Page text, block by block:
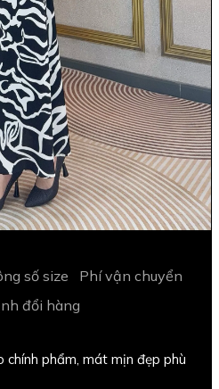
số size
Phí vận chuyển
đổi hàng
chính phẩm, mát mịn đẹp phù